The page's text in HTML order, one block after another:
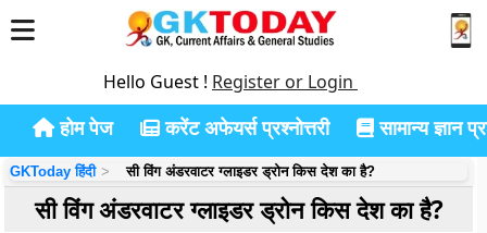
Hello Guest ! Register or Login
होम पेज करेंट अफेयर्स प्रश्नोत्तरी सामान्य ज्ञान
GKToday हिंदी सी विंग अंडरवाटर ग्लाइडर ड्रोन किस देश का है?
सी विंग अंडरवाटर ग्लाइडर ड्रोन किस देश का है?